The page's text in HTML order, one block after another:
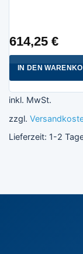
614,25 €
IN DEN
inkl. MwSt.
zzgl.
Lieferzeit: 1-2